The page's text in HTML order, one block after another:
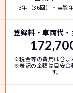
3年（36回）・実質
登録料・車両代
※税金等の費用は含ま
※表記の金額は目安金
す。